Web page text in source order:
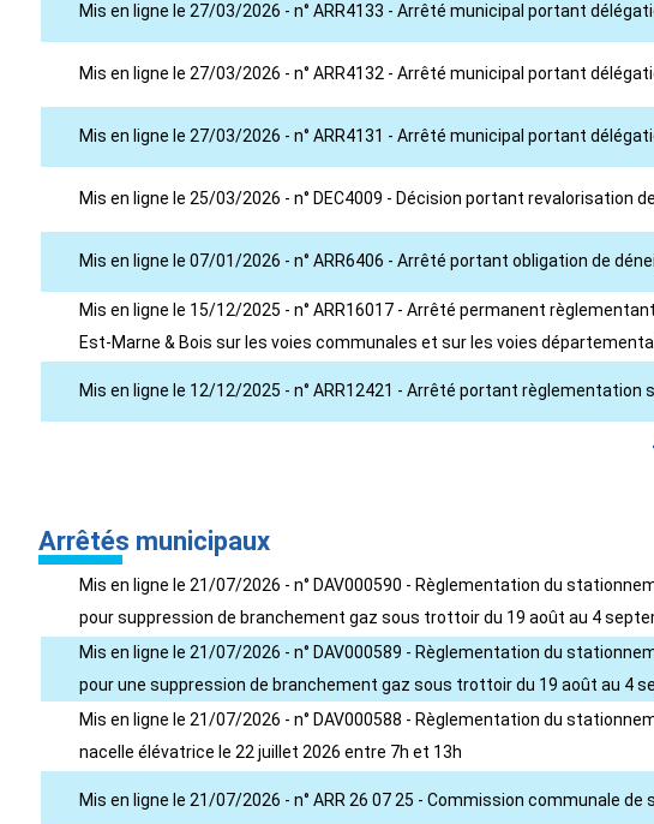
Mis en ligne le 27/03/2026 - n° ARR4133 - Arrêté municipal portant
Mis en ligne le 27/03/2026 - n° ARR4132 - Arrêté municipal portant
Mis en ligne le 27/03/2026 - n° ARR4131 - Arrêté municipal portant
Mis en ligne le 25/03/2026 - n° DEC4009 - Décision portant revalorisation
Mis en ligne le 07/01/2026 - n° ARR6406 - Arrêté portant obligation de
Mis en ligne le 15/12/2025 - n° ARR16017 - Arrêté permanent
Est-Marne & Bois sur les voies communales et sur les voies
Mis en ligne le 12/12/2025 - n° ARR12421 - Arrêté portant
Arrêtés municipaux
Mis en ligne le 21/07/2026 - n° DAV000590 - Règlementation du
pour suppression de branchement gaz sous trottoir du 19 août au 4
Mis en ligne le 21/07/2026 - n° DAV000589 - Règlementation du
pour une suppression de branchement gaz sous trottoir du 19 août au 4
Mis en ligne le 21/07/2026 - n° DAV000588 - Règlementation du
nacelle élévatrice le 22 juillet 2026 entre 7h et 13h
Mis en ligne le 21/07/2026 - n° ARR 26 07 25 - Commission communale